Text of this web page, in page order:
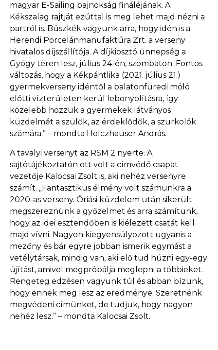
magyar E-Sailing bajnokság fináléjának. A
Kékszalag rajtját ezúttal is meg lehet majd nézni a
partról is. Büszkék vagyunk arra, hogy idén is a
Herendi Porcelánmanufaktúra Zrt. a verseny
hivatalos díjszállítója. A díjkiosztó ünnepség a
Gyógy téren lesz, július 24-én, szombaton. Fontos
változás, hogy a Kékpántlika (2021. július 21.)
gyermekverseny idéntől a balatonfüredi móló
előtti vízterületen kerül lebonyolításra, így
közelebb hozzuk a gyermekek látványos
küzdelmét a szülők, az érdeklődők, a szurkolók
számára.” – mondta Holczhauser András.
A tavalyi versenyt az RSM 2 nyerte. A
sajtótájékoztatón ott volt a címvédő csapat
vezetője Kalocsai Zsolt is, aki nehéz versenyre
számít. „Fantasztikus élmény volt számunkra a
2020-as verseny. Óriási küzdelem után sikerült
megszereznünk a győzelmet és arra számítunk,
hogy az idei esztendőben is kiélezett csatát kell
majd vívni. Nagyon kiegyensúlyozott ugyanis a
mezőny és bár egyre jobban ismerik egymást a
vetélytársak, mindig van, aki elő tud húzni egy-egy
újítást, amivel megpróbálja meglepni a többieket.
Rengeteg edzésen vagyunk túl és abban bízunk,
hogy ennek meg lesz az eredménye. Szeretnénk
megvédeni címünket, de tudjuk, hogy nagyon
nehéz lesz.” – mondta Kalocsai Zsolt.